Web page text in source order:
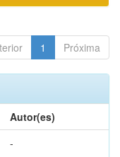
1 Próxima
Autor(es)
-